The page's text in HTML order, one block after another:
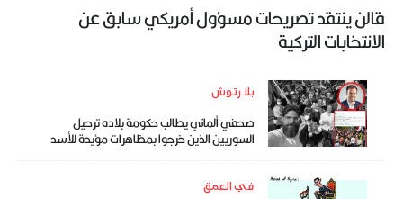
قالن ينتقد تصريحات مسؤول أمريكي سابق عن
الانتخابات التركية
بلا رتوش
صحفي ألماني يطالب حكومة بلاده ترحيل
السوريين الذين خرجوا بمظاهرات مؤيدة للأسد
في العمق